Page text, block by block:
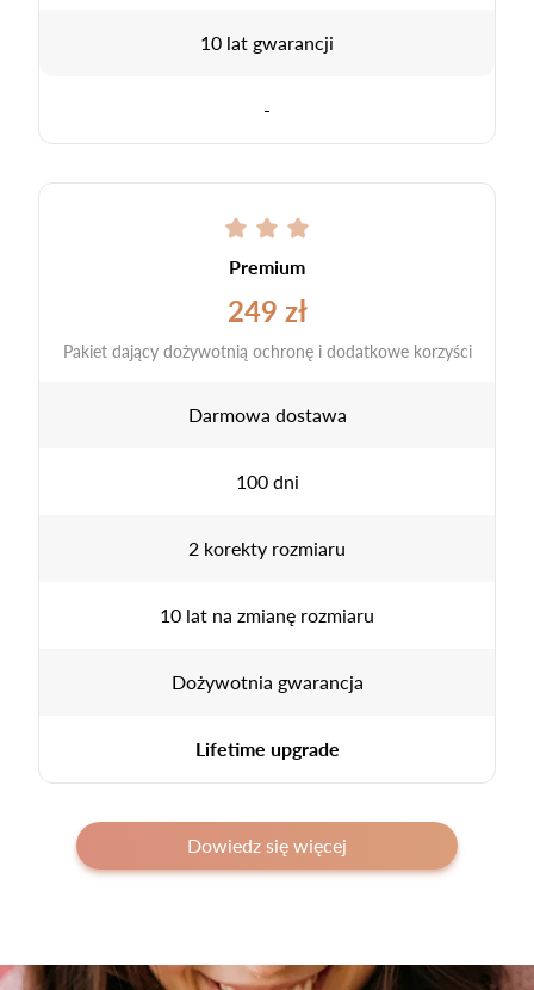
10 lat gwarancji
-
Premium
249 zł
Pakiet dający dożywotnią ochronę i dodatkowe korzyści
Darmowa dostawa
100 dni
2 korekty rozmiaru
10 lat na zmianę rozmiaru
Dożywotnia gwarancja
Lifetime upgrade
Dowiedz się więcej